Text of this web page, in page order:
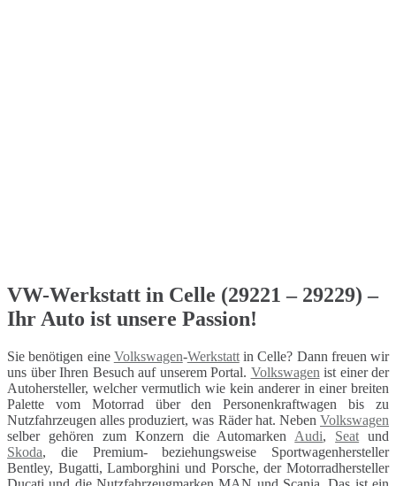
VW-Werkstatt in Celle (29221 – 29229) –
Ihr Auto ist unsere Passion!
Sie benötigen eine Volkswagen-Werkstattin Celle? Dann freuen wir
uns über Ihren Besuch auf unserem Portal. Volkswagen ist einer der
Autohersteller, welcher vermutlich wie kein anderer in einer breiten
Palette vom Motorrad über den Personenkraftwagen bis zu
Nutzfahrzeugen alles produziert, was Räder hat. Neben Volkswagen
selber gehören zum Konzern die Automarken Audi, Seat und
Skoda, die Premium- beziehungsweise Sportwagenhersteller
Bentley, Bugatti, Lamborghini und Porsche, der Motorradhersteller